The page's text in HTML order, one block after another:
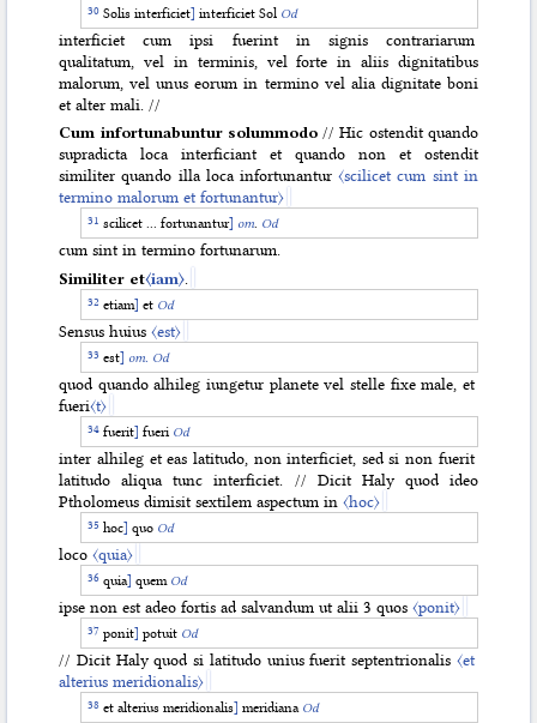
Solis interficiet] interficiet Sol Od
interficiet cum ipsi fuerint in signis contrariarum
qualitatum, vel in terminis, vel forte in aliis dignitatibus
malorum, vel unus eorum in termino vel alia dignitate boni
et alter mali. //
Cum infortunabuntur solummodo// Hic ostendit quando
supradicta loca interficiant et quando non et ostendit
similiter quando illa loca infortunantur〈scilicet cum sint in
termino malorum et fortunantur〉
scilicet ... fortunantur] om. Od
cum sint in termino fortunarum.
Similiter et〈iam〉
etiam] et Od
Sensus huius〈est〉
est] om. Od
quod quando alhileg iungetur planete vel stelle fixe male, et
fueri〈t〉
fuerit] fueri Od
inter alhileg et eas latitudo, non interficiet, sed si non fuerit
latitudo aliqua tunc interficiet. // Dicit Haly quod ideo
Ptholomeus dimisit sextilem aspectum in〈hoc〉
hoc] quo Od
loco〈quia〉
quia] quem Od
ipse non est adeo fortis ad salvandum ut alii 3 quos〈ponit〉
ponit] potuit Od
// Dicit Haly quod si latitudo unius fuerit septentrionalis 〈et
alterius meridionalis〉
et alterius meridionalis] meridiana Od